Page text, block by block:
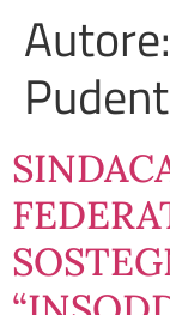
Autore: